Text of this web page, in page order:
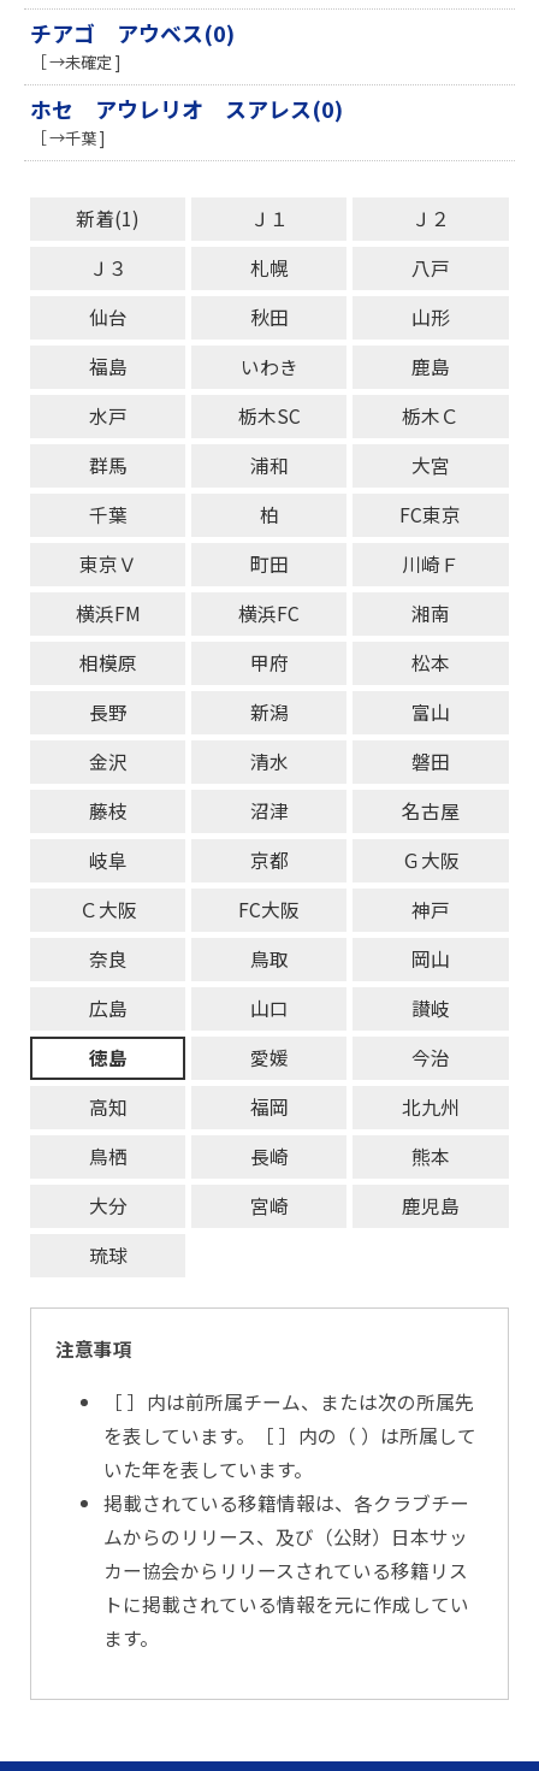
チアゴ アウベス(0)
［ →未確定 ]
ホセ アウレリオ スアレス(0)
［ →千葉 ]
新着(1) Ｊ１
Ｊ２
Ｊ３
札幌
八戸
仙台
秋田
山形
福島
いわき
鹿島
水戸
栃木SC
栃木Ｃ
群馬
浦和
大宮
千葉
柏
FC東京
東京Ｖ
町田
川崎Ｆ
横浜FM
横浜FC
湘南
相模原
甲府
松本
長野
新潟
富山
金沢
清水
磐田
藤枝
沼津
名古屋
岐阜
京都
Ｇ大阪
Ｃ大阪
FC大阪
神戸
奈良
鳥取
岡山
広島
山口
讃岐
徳島
愛媛
今治
高知
福岡
北九州
鳥栖
長崎
熊本
大分
宮崎
鹿児島
琉球
注意事項
［ ］内は前所属チーム、または次の所属先
を表しています。［ ］内の（ ）は所属して
いた年を表しています。
掲載されている移籍情報は、各クラブチー
ムからのリリース、及び（公財）日本サッ
カー協会からリリースされている移籍リス
トに掲載されている情報を元に作成してい
ます。